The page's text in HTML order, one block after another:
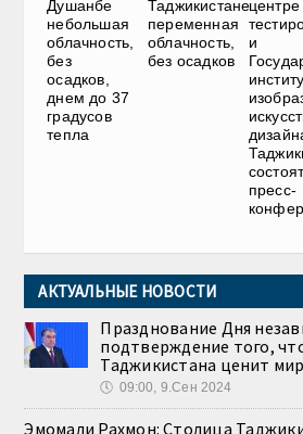
Душанбе
небольшая
облачность,
без
осадков,
днем до 37
градусов
тепла
Таджикистане
переменная
облачность,
без осадков
центре
и
пресс-
АКТУАЛЬНЫЕ НОВОСТИ
Празднование Дня
подтверждение того,
Таджикистана ценит мир
🕔 09:00, 9.Сен 2024
Эмомали Рахмон: Столица